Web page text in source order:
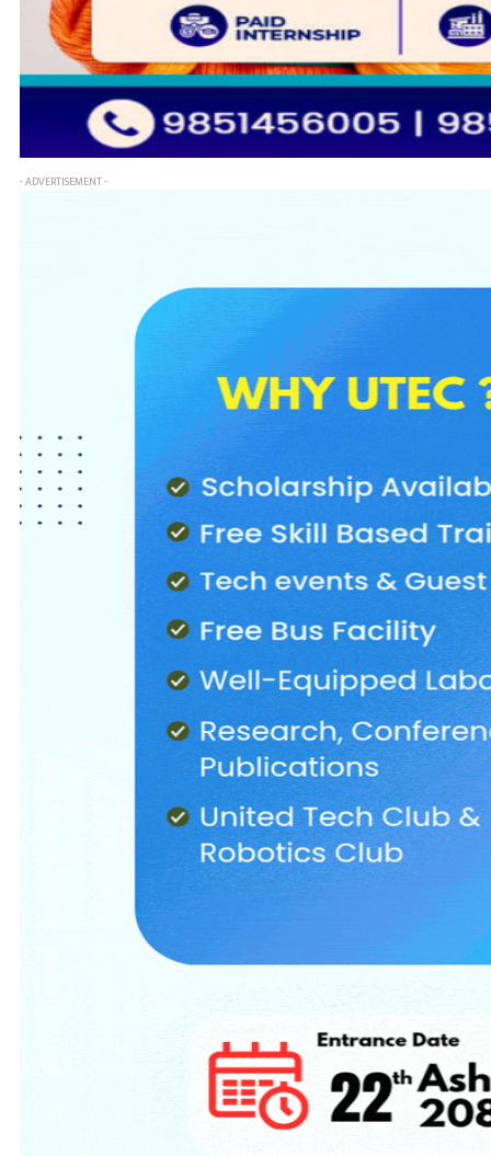
- ADVERTISEMENT -